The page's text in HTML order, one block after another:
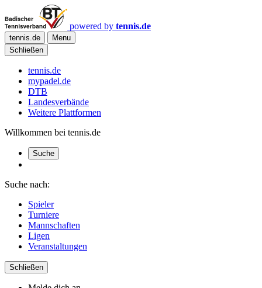
powered by tennis.de
tennis.de
Menu
Schließen
tennis.de
mypadel.de
DTB
Landesverbände
Weitere Plattformen
Willkommen bei tennis.de
Suche
Suche nach:
Spieler
Turniere
Mannschaften
Ligen
Veranstaltungen
Schließen